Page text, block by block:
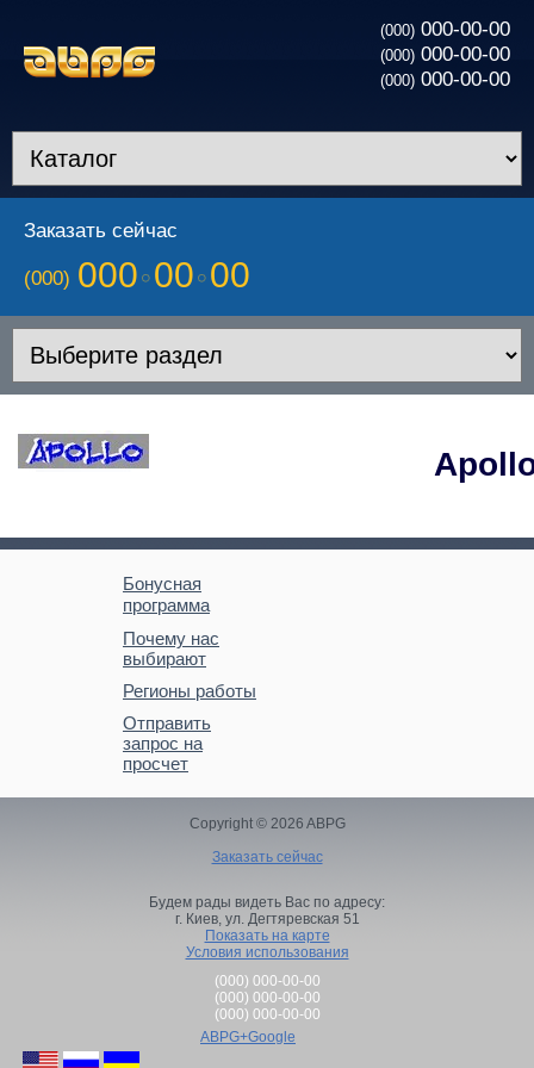
(000) 000-00-00
(000) 000-00-00
(000) 000-00-00
Заказать сейчас
(000) 000 00 00
Бонусная
программа
Почему нас
выбирают
Регионы работы
Отправить
запрос на
просчет
Copyright © 2026 ABPG
Заказать сейчас
Будем рады видеть Вас по адресу:
г. Киев, ул. Дегтяревская 51
Показать на карте
Условия использования
(000) 000-00-00
(000) 000-00-00
(000) 000-00-00
ABPG+Google